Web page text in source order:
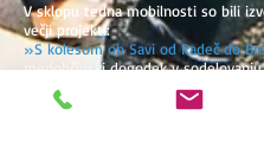
V sklopu tedna mobilnosti so bili
večji projekti:
»S kolesom ob Savi od Radeč do
medobčinski dogodek v
Slovenskimi železnicami.
"S kolesom v mesto"
- brezplačen